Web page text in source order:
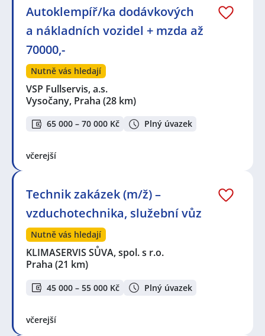
Autoklempíř/ka dodávkových
a nákladních vozidel + mzda až
70000,-
Nutně vás hledají
VSP Fullservis, a.s.
Vysočany, Praha (28 km)
65 000 – 70 000 Kč Plný úvazek
včerejší
Technik zakázek (m/ž) –
vzduchotechnika, služební vůz
Nutně vás hledají
KLIMASERVIS SŮVA, spol. s r.o.
Praha (21 km)
45 000 – 55 000 Kč Plný úvazek
včerejší